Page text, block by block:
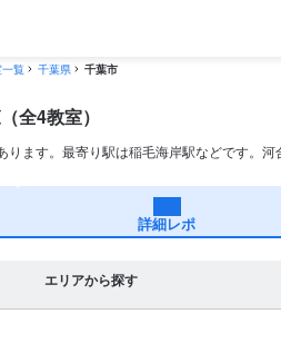
覧 千葉県 千葉市
全4教室）
ます。最寄り駅は稲毛海岸駅などです。
詳細レポ
エリアから探す